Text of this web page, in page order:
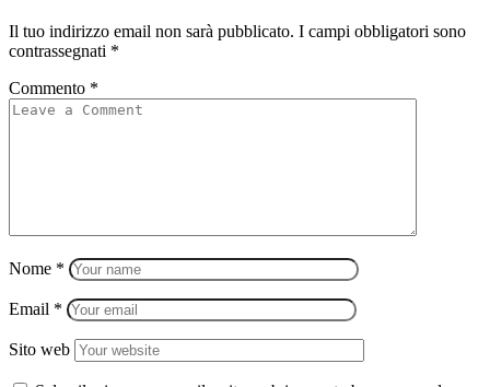
Il tuo indirizzo email non sarà pubblicato. I campi obbligatori sono
contrassegnati *
Commento *
Nome *
Email *
Sito web